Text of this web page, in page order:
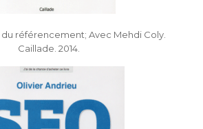
référencement; Avec Mehdi Coly.
Caillade. 2014.